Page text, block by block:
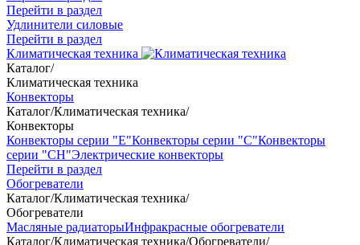
Перейти в раздел
Удлинители силовые
Перейти в раздел
Климатическая техника
Каталог/
Климатическая техника
Конвекторы
Каталог/Климатическая техника/
Конвекторы
Конвекторы серии "Е"Конвекторы серии "С"Конвекторы
серии "СН"Электрические конвекторы
Перейти в раздел
Обогреватели
Каталог/Климатическая техника/
Обогреватели
Масляные радиаторыИнфракрасные обогреватели
Каталог/Климатическая техника/Обогреватели/